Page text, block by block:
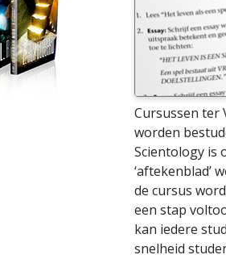
Cursussen ter
worden
Scientology is
‘aftekenblad’
de cursus
een stap
kan iedere
snelheid